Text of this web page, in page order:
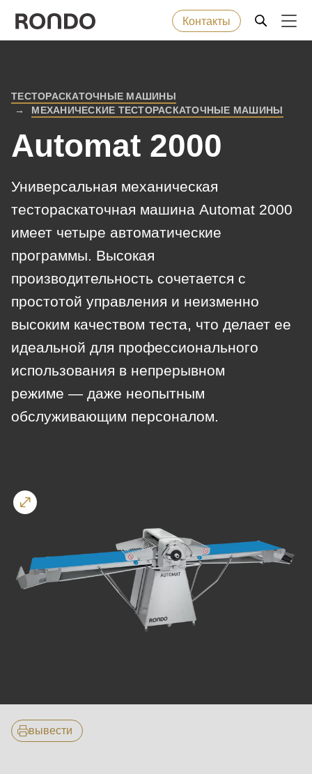
content
Контакты
Мaшины и промышленные линии
Решения
Сервисное обслуживание
United States · RU
Events
Newsletter
message
function:
mb_substr():
Passing
null
parameter
#1
($string)
of
type
in
Drupal\rondo_contact\ContactService-
>Drupal\rondo_contact\
{closure}
of
modules/custom/rondo_contact/src/ContactService.php
function:
mb_substr():
($string)
of
type
BREADCRUMB
ТЕСТОРАСКАТОЧНЫЕ МАШИНЫ
МЕХАНИЧЕСКИЕ ТЕСТОРАСКАТОЧНЫЕ МАШИНЫ
Automat 2000
Универсальная механическая
тестораскаточная машина Automat 2000
имеет четыре автоматические
программы. Высокая
производительность сочетается с
простотой управления и неизменно
высоким качеством теста, что делает ее
идеальной для профессионального
использования в непрерывном
режиме — даже неопытным
обслуживающим персоналом.
вывести